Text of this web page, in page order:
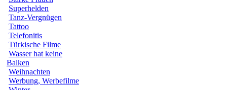
Superhelden
Tanz-Vergnügen
Tattoo
Telefonitis
Türkische Filme
Wasser hat keine
Balken
Weihnachten
Werbung, Werbefilme